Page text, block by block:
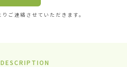
ご連絡させていただきます。